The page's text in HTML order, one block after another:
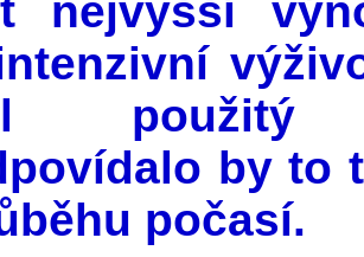
nejvyšší
by to
počasí.